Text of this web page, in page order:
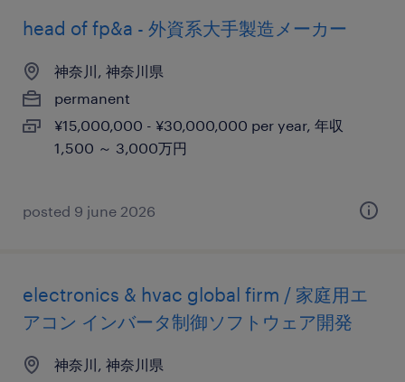
head of fp&a - 外資系大手製造メーカー
神奈川, 神奈川県
permanent
¥15,000,000 - ¥30,000,000 per year, 年収
1,500 ～ 3,000万円
posted 9 june 2026
electronics & hvac global firm / 家庭用エ
アコン インバータ制御ソフトウェア開発
神奈川, 神奈川県